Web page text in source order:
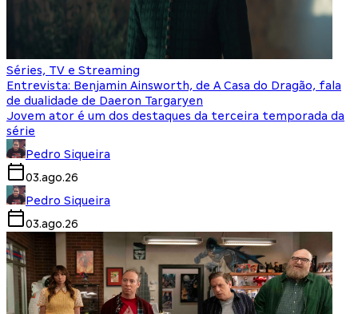
Séries, TV e Streaming
Entrevista: Benjamin Ainsworth, de A Casa do Dragão, fala
de dualidade de Daeron Targaryen
Jovem ator é um dos destaques da terceira temporada da
série
Pedro Siqueira
03.ago.26
Pedro Siqueira
03.ago.26